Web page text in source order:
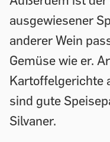
ausgewiesener
anderer Wein
Gemüse wie er.
Kartoffelgerichte
sind gute
Silvaner.